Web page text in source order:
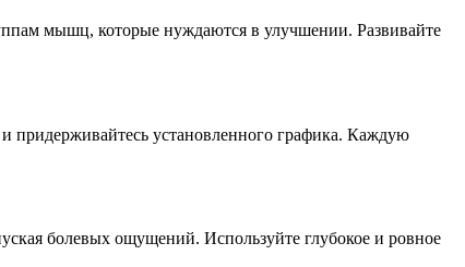
мышц, которые нуждаются в улучшении. Развивайте
и придерживайтесь установленного графика. Каждую
болевых ощущений. Используйте глубокое и ровное